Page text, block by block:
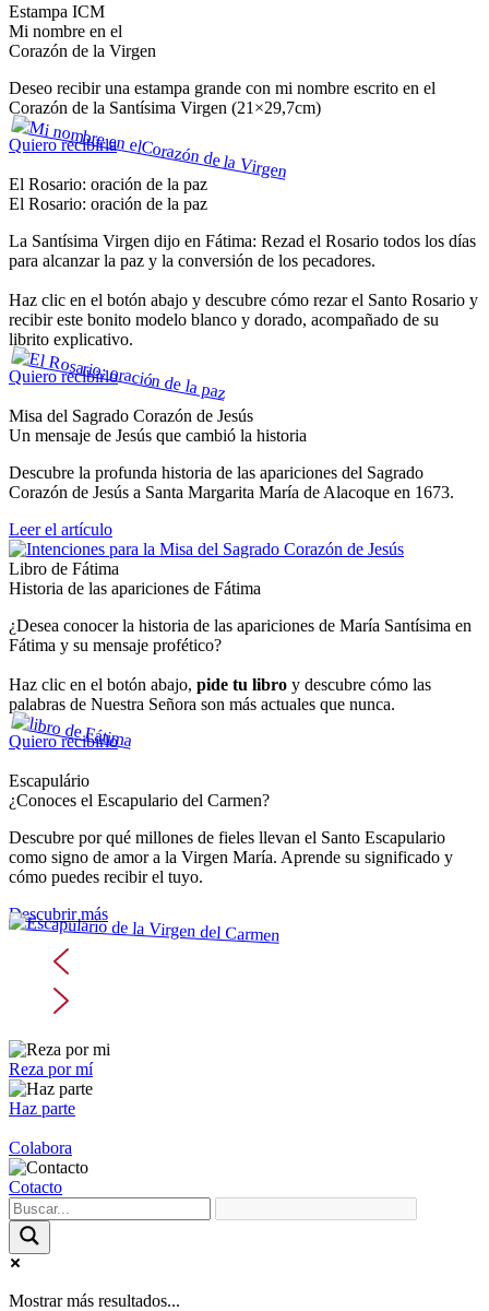
Estampa ICM
Mi nombre en el
Corazón de la Virgen
Deseo recibir una estampa grande con mi nombre escrito en el
Corazón de la Santísima Virgen (21×29,7cm)
Quiero recibirla
El Rosario: oración de la paz
El Rosario: oración de la paz
La Santísima Virgen dijo en Fátima: Rezad el Rosario todos los días
para alcanzar la paz y la conversión de los pecadores.
Haz clic en el botón abajo y descubre cómo rezar el Santo Rosario y
recibir este bonito modelo blanco y dorado, acompañado de su
librito explicativo.
Quiero recibirlo
Misa del Sagrado Corazón de Jesús
Un mensaje de Jesús que cambió la historia
Descubre la profunda historia de las apariciones del Sagrado
Corazón de Jesús a Santa Margarita María de Alacoque en 1673.
Leer el artículo
Libro de Fátima
Historia de las apariciones de Fátima
¿Desea conocer la historia de las apariciones de María Santísima en
Fátima y su mensaje profético?
Haz clic en el botón abajo, pide tu libro y descubre cómo las
palabras de Nuestra Señora son más actuales que nunca.
Quiero recibirlo
Escapulário
¿Conoces el Escapulario del Carmen?
Descubre por qué millones de fieles llevan el Santo Escapulario
como signo de amor a la Virgen María. Aprende su significado y
cómo puedes recibir el tuyo.
Descubrir más
Reza por mí
Haz parte
Colabora
Cotacto
Mostrar más resultados...